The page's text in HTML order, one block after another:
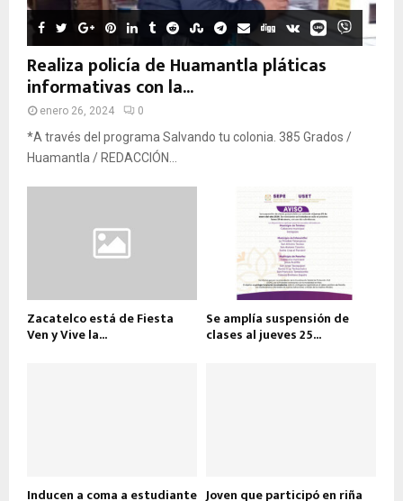
Realiza policía de Huamantla pláticas
informativas con la...
enero 26, 2024 0
*A través del programa Salvando tu colonia. 385 Grados /
Huamantla / REDACCIÓN...
Zacatelco está de Fiesta
Ven y Vive la...
Se amplía suspensión de
clases al jueves 25...
Inducen a coma a estudiante Joven que participó en riña